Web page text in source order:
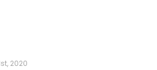
2020